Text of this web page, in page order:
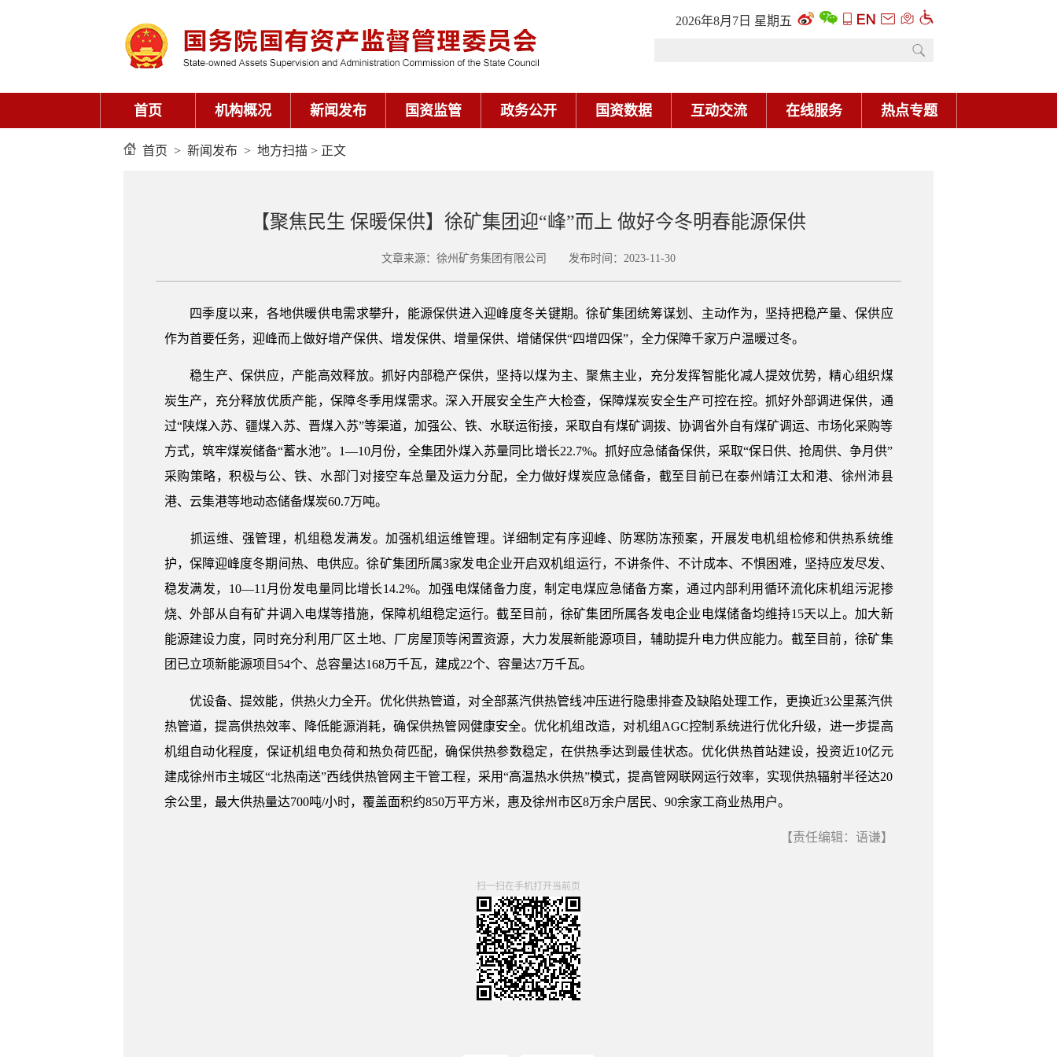
2026年8月7日 星期五
首页 机构概况 新闻发布 国资监管 政务公开 国资数据 互动交流 在线服务 热点专题
首页 > 新闻发布 > 地方扫描 > 正文
【聚焦民生 保暖保供】徐矿集团迎“峰”而上 做好今冬明春能源保供
文章来源：徐州矿务集团有限公司 发布时间：2023-11-30
四季度以来，各地供暖供电需求攀升，能源保供进入迎峰度冬关键期。徐矿集团统筹谋划、主动作为，坚持把稳产量、保供应
作为首要任务，迎峰而上做好增产保供、增发保供、增量保供、增储保供“四增四保”，全力保障千家万户温暖过冬。
稳生产、保供应，产能高效释放。抓好内部稳产保供，坚持以煤为主、聚焦主业，充分发挥智能化减人提效优势，精心组织煤
炭生产，充分释放优质产能，保障冬季用煤需求。深入开展安全生产大检查，保障煤炭安全生产可控在控。抓好外部调进保供，通
过“陕煤入苏、疆煤入苏、晋煤入苏”等渠道，加强公、铁、水联运衔接，采取自有煤矿调拨、协调省外自有煤矿调运、市场化采购等
方式，筑牢煤炭储备“蓄水池”。1—10月份，全集团外煤入苏量同比增长22.7%。抓好应急储备保供，采取“保日供、抢周供、争月供”
采购策略，积极与公、铁、水部门对接空车总量及运力分配，全力做好煤炭应急储备，截至目前已在泰州靖江太和港、徐州沛县
港、云集港等地动态储备煤炭60.7万吨。
抓运维、强管理，机组稳发满发。加强机组运维管理。详细制定有序迎峰、防寒防冻预案，开展发电机组检修和供热系统维
护，保障迎峰度冬期间热、电供应。徐矿集团所属3家发电企业开启双机组运行，不讲条件、不计成本、不惧困难，坚持应发尽发、
稳发满发，10—11月份发电量同比增长14.2%。加强电煤储备力度，制定电煤应急储备方案，通过内部利用循环流化床机组污泥掺
烧、外部从自有矿井调入电煤等措施，保障机组稳定运行。截至目前，徐矿集团所属各发电企业电煤储备均维持15天以上。加大新
能源建设力度，同时充分利用厂区土地、厂房屋顶等闲置资源，大力发展新能源项目，辅助提升电力供应能力。截至目前，徐矿集
团已立项新能源项目54个、总容量达168万千瓦，建成22个、容量达7万千瓦。
优设备、提效能，供热火力全开。优化供热管道，对全部蒸汽供热管线冲压进行隐患排查及缺陷处理工作，更换近3公里蒸汽供
热管道，提高供热效率、降低能源消耗，确保供热管网健康安全。优化机组改造，对机组AGC控制系统进行优化升级，进一步提高
机组自动化程度，保证机组电负荷和热负荷匹配，确保供热参数稳定，在供热季达到最佳状态。优化供热首站建设，投资近10亿元
建成徐州市主城区“北热南送”西线供热管网主干管工程，采用“高温热水供热”模式，提高管网联网运行效率，实现供热辐射半径达20
余公里，最大供热量达700吨/小时，覆盖面积约850万平方米，惠及徐州市区8万余户居民、90余家工商业热用户。
【责任编辑：语谦】
扫一扫在手机打开当前页